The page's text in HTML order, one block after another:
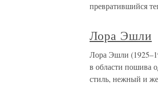
превратившийся
Лора Эшли
Лора Эшли
в области пошива
стиль, нежный и